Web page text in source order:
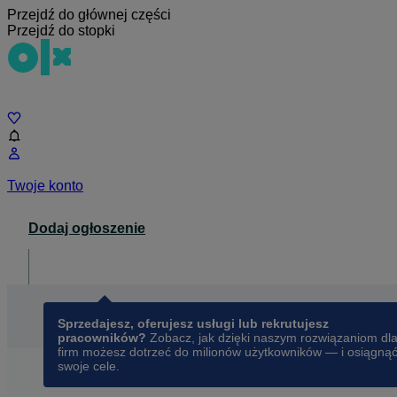
Przejdź do głównej części
Przejdź do stopki
Twoje konto
Dodaj ogłoszenie
Sprzedajesz, oferujesz usługi lub rekrutujesz
pracowników? Zobacz, jak dzięki naszym rozwiązaniom dla
firm możesz dotrzeć do milionów użytkowników — i osiągnąć
swoje cele.